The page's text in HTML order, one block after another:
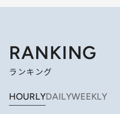
RANKING
ランキング
HOURLYDAILYWEEKLY